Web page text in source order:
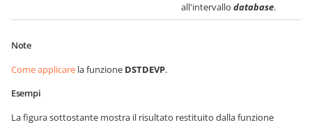
all'intervallo database.
Note
Come applicare la funzione DSTDEVP.
Esempi
La figura sottostante mostra il risultato restituito dalla funzione